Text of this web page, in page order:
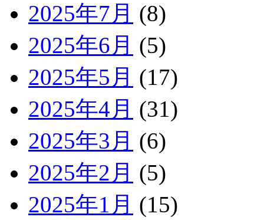
2025年7月 (8)
2025年6月 (5)
2025年5月 (17)
2025年4月 (31)
2025年3月 (6)
2025年2月 (5)
2025年1月 (15)